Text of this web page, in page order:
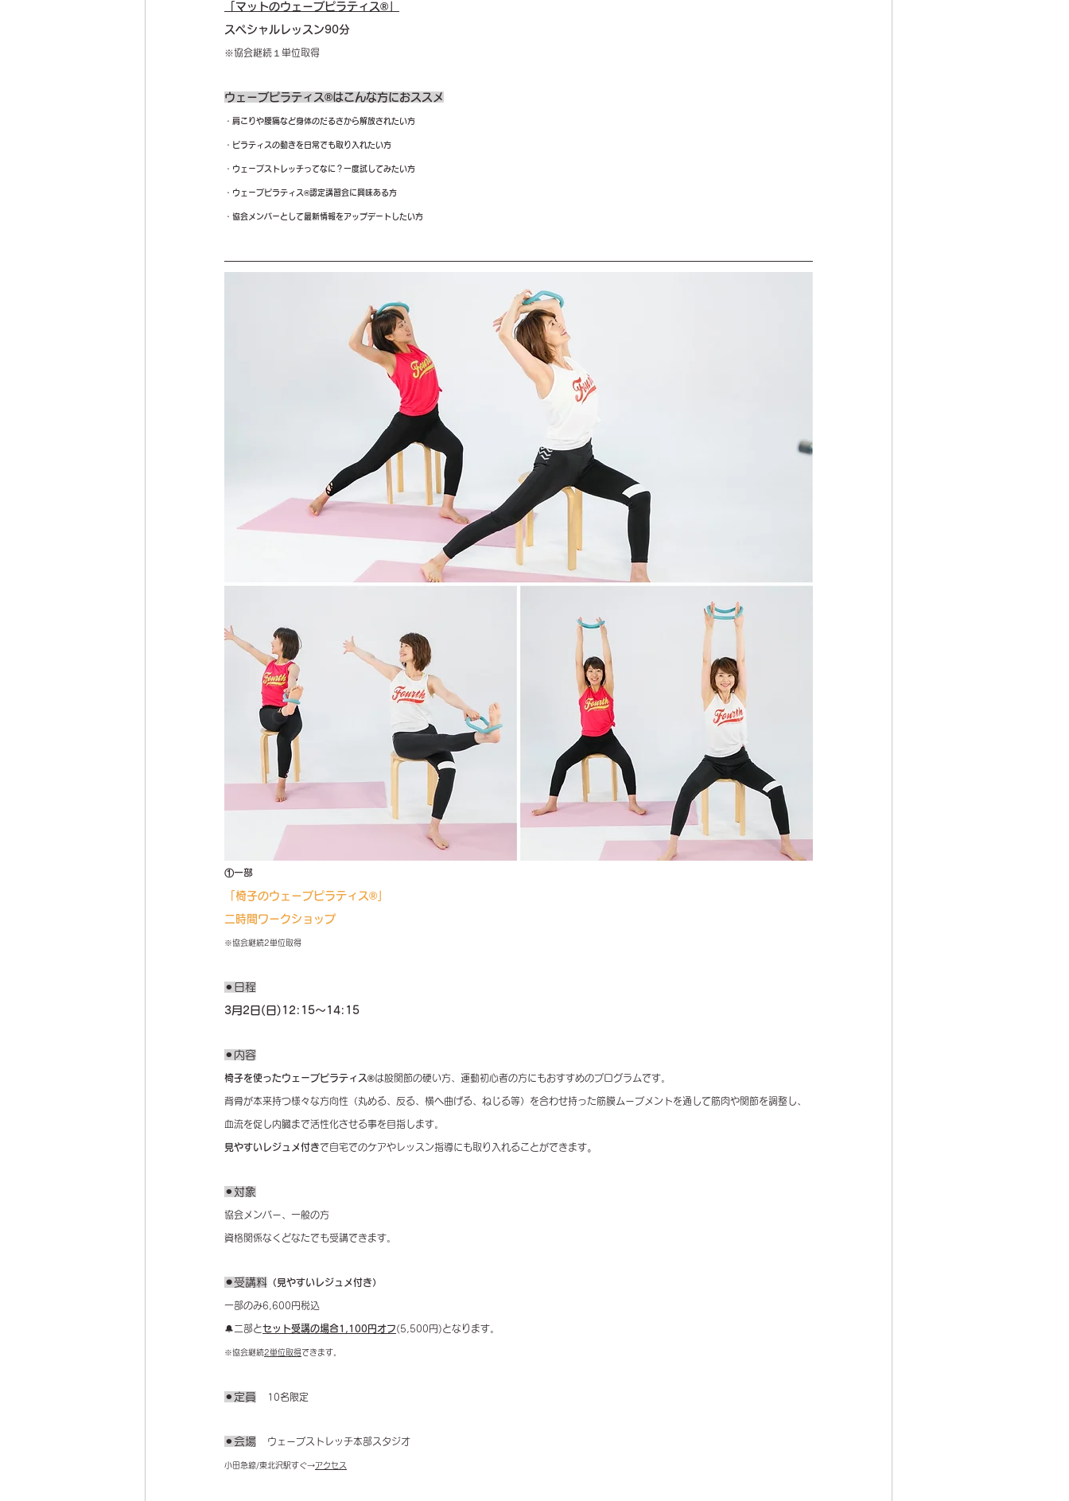
「マットのウェーブピラティス®︎」
スペシャルレッスン90分
※協会継続１単位取得
ウェーブピラティス®はこんな方におススメ
・肩こりや腰痛など身体のだるさから解放されたい方
・ピラティスの動きを日常でも取り入れたい方
・ウェーブストレッチってなに？一度試してみたい方
・ウェーブピラティス®認定講習会に興味ある方
・協会メンバーとして最新情報をアップデートしたい方
①一部
「椅子のウェーブピラティス®︎」
二時間ワークショップ
※協会継続2単位取得
⚫︎日程
3月2日(日)12:15〜14:15
⚫︎内容
椅子を使ったウェーブピラティス®︎は股関節の硬い方、運動初心者の方にもおすすめのプログラムです。
背骨が本来持つ様々な方向性（丸める、反る、横へ曲げる、ねじる等）を合わせ持った筋膜ムーブメントを通して筋肉や関節を調整し、
血流を促し内臓まで活性化させる事を目指します。
見やすいレジュメ付きで自宅でのケアやレッスン指導にも取り入れることができます。
⚫︎対象
協会メンバー、一般の方
資格関係なくどなたでも受講できます。
⚫︎ 受講料 （見やすいレジュメ付き）
一部のみ6,600円税込
🔔二部とセット受講の場合1,100円オフ(5,500円)となります。
※協会継続2単位取得できます。
⚫︎定員 10名限定
⚫︎会場 ウェーブストレッチ本部スタジオ
小田急線/東北沢駅すぐ→アクセス